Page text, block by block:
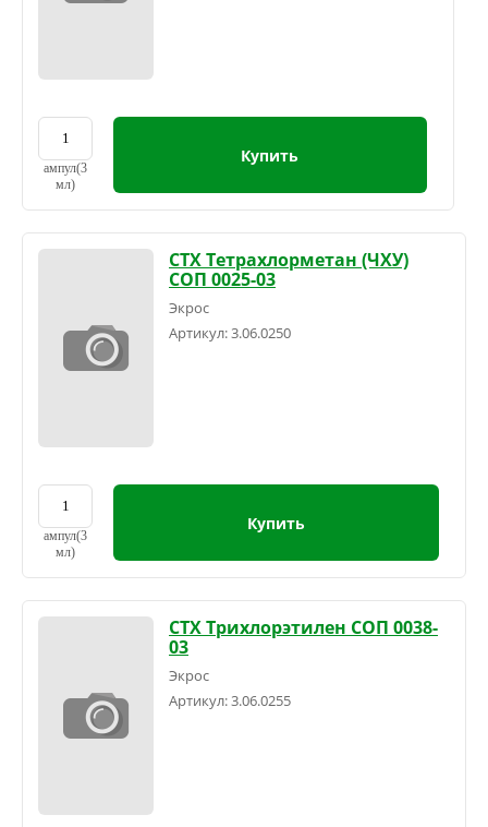
ампул(3
мл)
Купить
СТХ Тетрахлорметан (ЧХУ)
СОП 0025-03
Экрос
Артикул:3.06.0250
ампул(3
мл)
Купить
СТХ Трихлорэтилен СОП 0038-
03
Экрос
Артикул:3.06.0255